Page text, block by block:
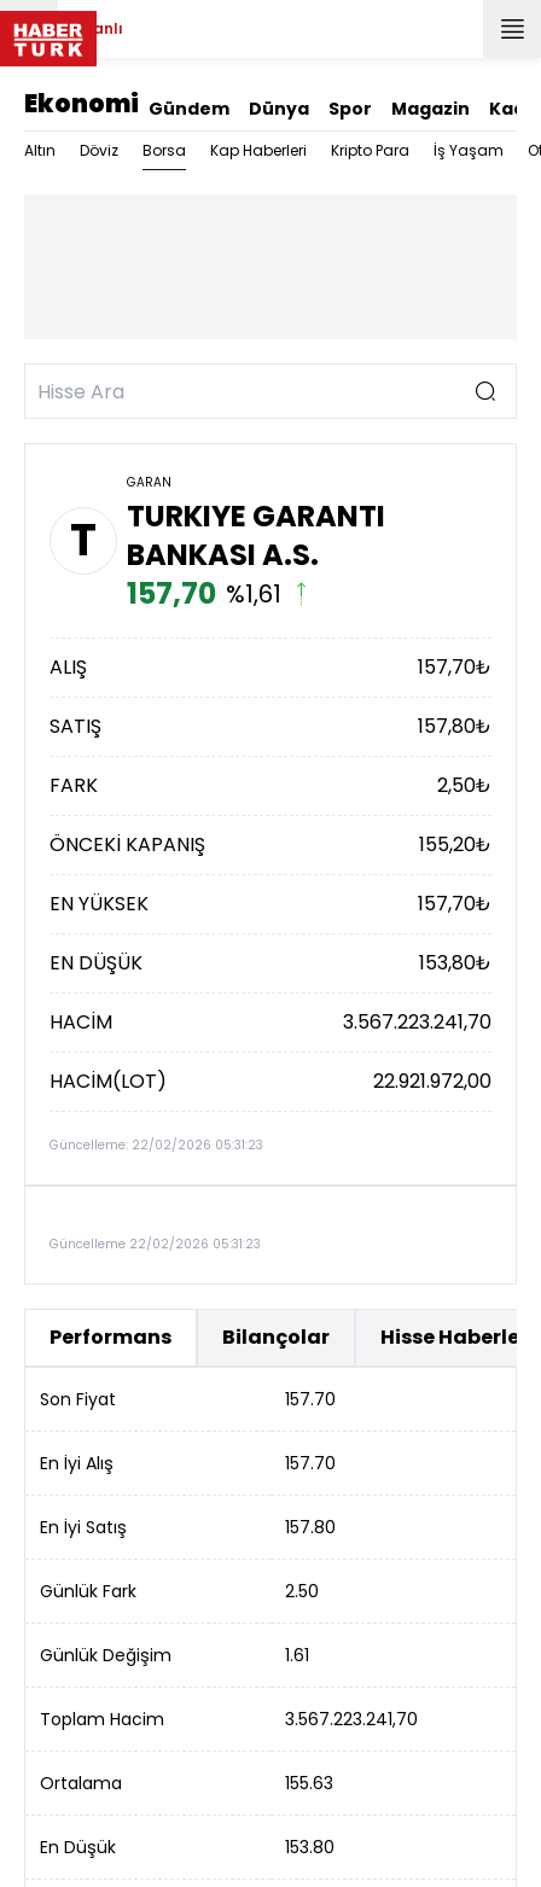
Canlı
Ekonomi Gündem Dünya Spor Magazin
Altın Döviz Borsa Kap Haberleri Kripto Para İş Yaşam
T
GARAN
TURKIYE GARANTI
BANKASI A.S.
157,70 %1,61
ALIŞ 157,70₺
SATIŞ 157,80₺
FARK 2,50₺
ÖNCEKİ KAPANIŞ 155,20₺
EN YÜKSEK 157,70₺
EN DÜŞÜK 153,80₺
HACİM 3.567.223.241,70
HACİM(LOT) 22.921.972,00
Güncelleme: 22/02/2026 05:31:23
Güncelleme 22/02/2026 05:31:23
Performans Bilançolar Hisse Haberleri
Son Fiyat 157.70
En İyi Alış 157.70
En İyi Satış 157.80
Günlük Fark 2.50
Günlük Değişim 1.61
Toplam Hacim 3.567.223.241,70
Ortalama 155.63
En Düşük 153.80